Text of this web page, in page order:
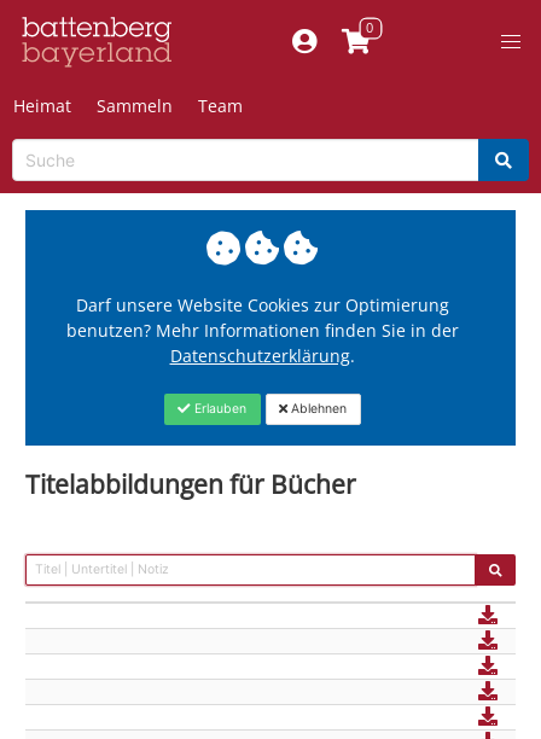
Heimat Sammeln Team
Darf unsere Website Cookies zur Optimierung
benutzen? Mehr Informationen finden Sie in der
Datenschutzerklärung.
Erlauben Ablehnen
Titelabbildungen für Bücher